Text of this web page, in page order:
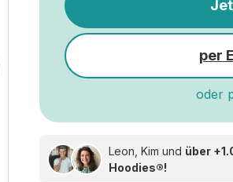
per
oder
Leon, Kim und über
Hoodies®!